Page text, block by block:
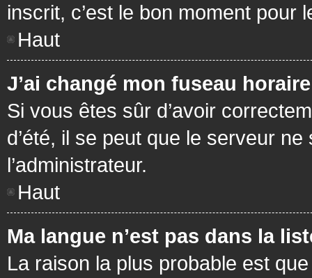
inscrit, c’est le bon moment pour
Haut
J’ai changé mon fuseau
Si vous êtes sûr d’avoir
d’été, il se peut que le serveur
l’administrateur.
Haut
Ma langue n’est pas dans la
La raison la plus probable est